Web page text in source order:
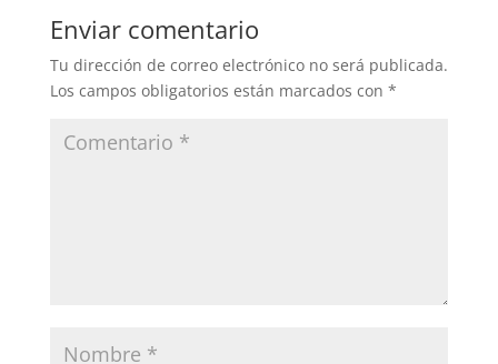
Enviar comentario
Tu dirección de correo electrónico no será publicada.
Los campos obligatorios están marcados con *